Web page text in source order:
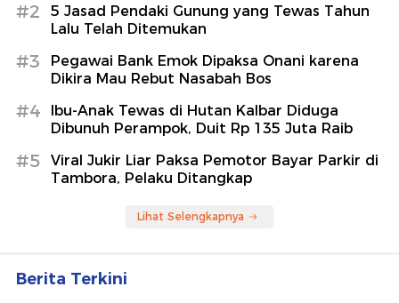
#2
5 Jasad Pendaki Gunung yang Tewas Tahun
Lalu Telah Ditemukan
#3
Pegawai Bank Emok Dipaksa Onani karena
Dikira Mau Rebut Nasabah Bos
#4
Ibu-Anak Tewas di Hutan Kalbar Diduga
Dibunuh Perampok, Duit Rp 135 Juta Raib
#5
Viral Jukir Liar Paksa Pemotor Bayar Parkir di
Tambora, Pelaku Ditangkap
Lihat Selengkapnya
Berita Terkini